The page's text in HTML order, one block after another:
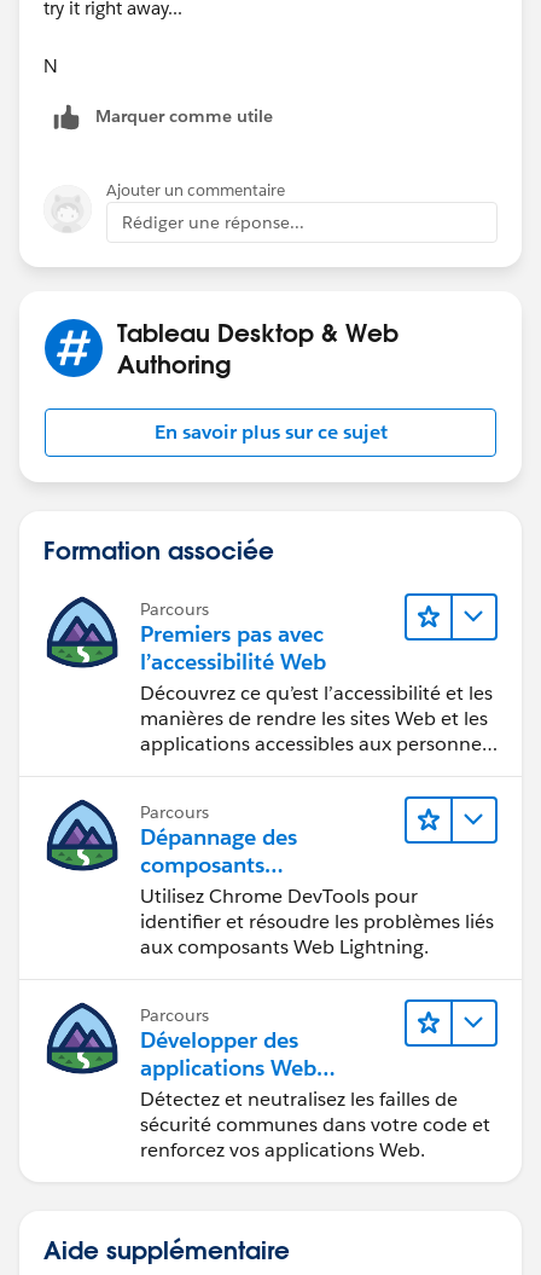
try it right away...
N
Marquer comme utile
Ajouter un commentaire
Rédiger une réponse...
Tableau Desktop & Web
Authoring
En savoir plus sur ce sujet
Formation associée
Parcours
Premiers pas avec
l’accessibilité Web
Découvrez ce qu’est l’accessibilité et les
manières de rendre les sites Web et les
applications accessibles aux personnes
Parcours
Dépannage des
composants
Web Lightning
Utilisez Chrome DevTools pour
identifier et résoudre les problèmes liés
aux composants Web Lightning.
Parcours
Développer des
applications Web
sécurisées
Détectez et neutralisez les failles de
sécurité communes dans votre code et
renforcez vos applications Web.
Aide supplémentaire